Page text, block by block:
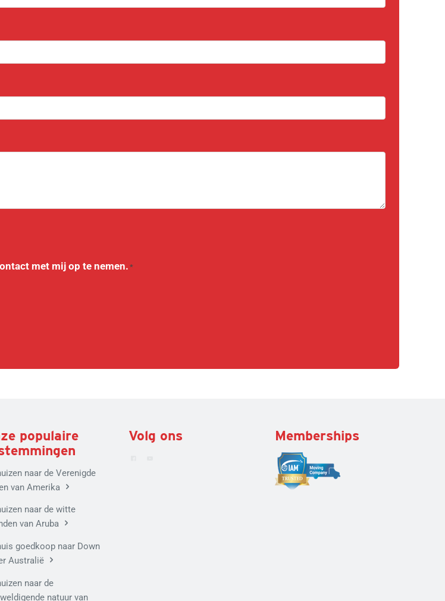
dat mijn persoonlijke data worden gebruikt om contact met mij op te nemen. *
populaire
naar de Verenigde
van Amerika
naar de witte
van Aruba
goedkoop naar Down
Australië
naar de
natuur van
Volg ons Memberships